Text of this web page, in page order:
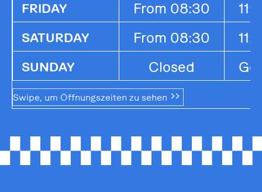
FRIDAY From 08:30
SATURDAY From 08:30
SUNDAY Closed
Swipe, um Öffnungszeiten zu sehen